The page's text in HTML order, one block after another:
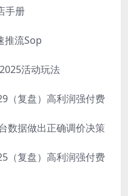
手册
推流Sop
活动玩法
（复盘）高利润强付费
数据做出正确调价决策
（复盘）高利润强付费